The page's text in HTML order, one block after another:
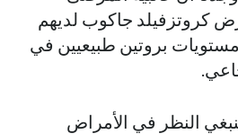
كروتزفيلد جاكوب لديهم
بروتين طبيعيين في
النظر في الأمراض